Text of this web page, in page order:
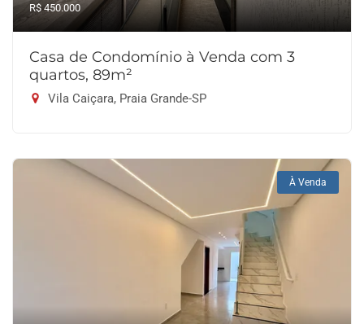
R$ 450.000
Casa de Condomínio à Venda com 3
quartos, 89m²
Vila Caiçara, Praia Grande-SP
À Venda